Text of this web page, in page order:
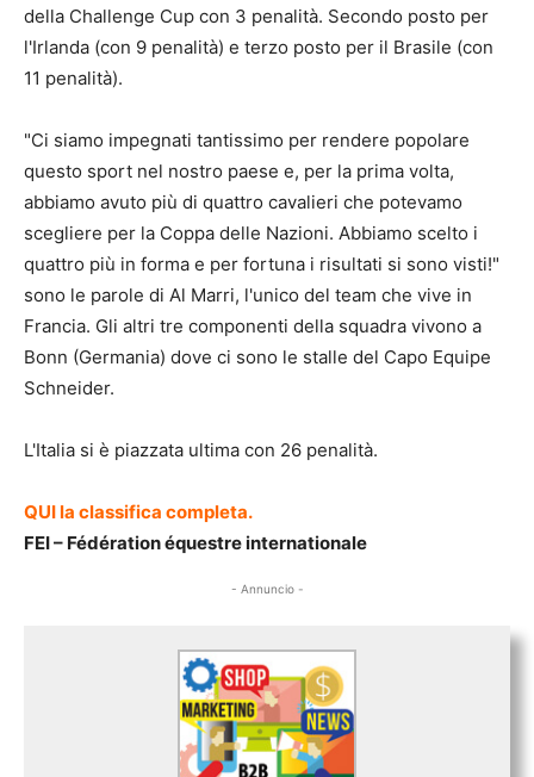
della Challenge Cup con 3 penalità. Secondo posto per
l'Irlanda (con 9 penalità) e terzo posto per il Brasile (con
11 penalità).
"Ci siamo impegnati tantissimo per rendere popolare
questo sport nel nostro paese e, per la prima volta,
abbiamo avuto più di quattro cavalieri che potevamo
scegliere per la Coppa delle Nazioni. Abbiamo scelto i
quattro più in forma e per fortuna i risultati si sono visti!"
sono le parole di Al Marri, l'unico del team che vive in
Francia. Gli altri tre componenti della squadra vivono a
Bonn (Germania) dove ci sono le stalle del Capo Equipe
Schneider.
L'Italia si è piazzata ultima con 26 penalità.
QUI la classifica completa.
FEI – Fédération équestre internationale
- Annuncio -